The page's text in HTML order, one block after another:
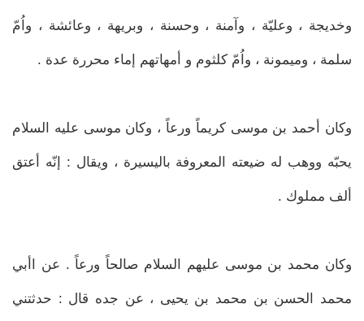
وخديجة ، وعليّة ، وآمنة ، وحسنة ، وبريهة ، وعائشة ، واُمّ
سلمة ، وميمونة ، واُمّ كلثوم و أمهاتهم إماء محررة عدة .
وكان أحمد بن موسى كريماً ورعاً ، وكان موسى عليه السلام
يحبّه ووهب له ضيعته المعروفة باليسيرة ، ويقال : إنّه أعتق
ألف مملوك .
وكان محمد بن موسى عليهم السلام صالحاً ورعاً . عن اأبي
محمد الحسن بن محمد بن يحيى ، عن جده قال : حدثتني